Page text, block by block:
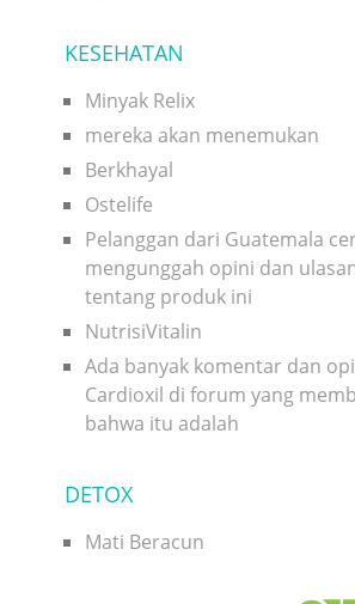
KESEHATAN
Minyak Relix
mereka akan menemukan
Berkhayal
Ostelife
Pelanggan dari Guatemala
mengunggah opini dan
tentang produk ini
NutrisiVitalin
Ada banyak komentar dan
Cardioxil di forum yang
bahwa itu adalah
DETOX
Mati Beracun